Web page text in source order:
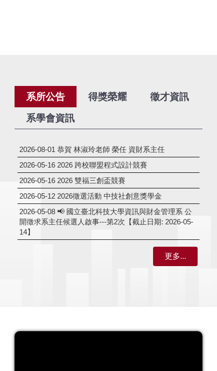
系所公告 得獎榮耀
徵才資訊
系學會資訊
2026-08-01 恭賀 林淑玲老師 榮任 資財系主任
2026-05-16 2026 跨校聯盟程式設計競賽
2026-05-16 2026 雙福三創盃競賽
2026-05-12 2026徵選活動 中技社創意獎學金
2026-05-08 📢 國立臺北科技大學資訊與財金管理系 公
開徵求系主任候選人啟事---第2次【截止日期: 2026-05-
14】
更多...